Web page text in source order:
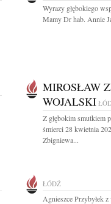
Wyrazy głębokiego
Mamy Dr hab. Annie
MIROSŁAW
WOJALSKI
Z głębokim smutkiem
śmierci 28 kwietnia
Zbigniewa...
ŁÓDŹ
Agnieszce Przybyłek